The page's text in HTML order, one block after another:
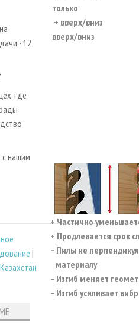
только
+ вверх/вниз
вверх/вниз
+ Частично
+ Продлевается срок
– Пилы не
материалу
– Изгиб меняет
– Изгиб усиливает
- 12
где
нашим
|
Казахстан